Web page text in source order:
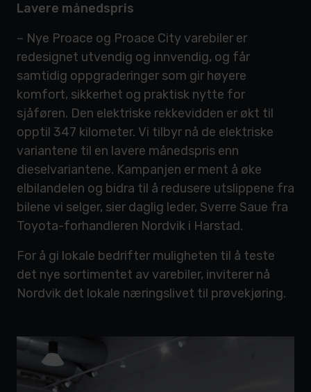
Lavere månedspris
– Nye Proace og Proace City varebiler er
redesignet utvendig og innvendig, og får
samtidig oppgraderinger som gir høyere
komfort, sikkerhet og praktisk nytte for
sjåføren. Den elektriske rekkevidden er økt til
opptil 347 kilometer. Vi tilbyr nå de elektriske
variantene til en lavere månedspris enn
dieselvariantene. Kampanjen er ment å øke
elbilandelen og bidra til å redusere utslippene fra
bilene vi selger, sier daglig leder, Sverre Saue fra
Toyota-forhandleren Nordvik i Harstad.
For å gi lokale bedrifter muligheten til å teste
det nye sortimentet av varebiler, inviterer nå
Nordvik det lokale næringslivet til prøvekjøring.